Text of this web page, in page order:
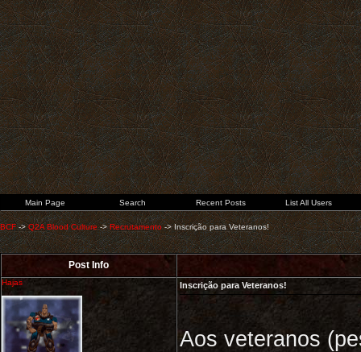
Main Page Search Recent Posts List All Users
BCF->Q2A Blood Culture->Recrutamento->Inscrição para Veteranos!
Post Info
Hajas Inscrição para Veteranos!
Aos veteranos